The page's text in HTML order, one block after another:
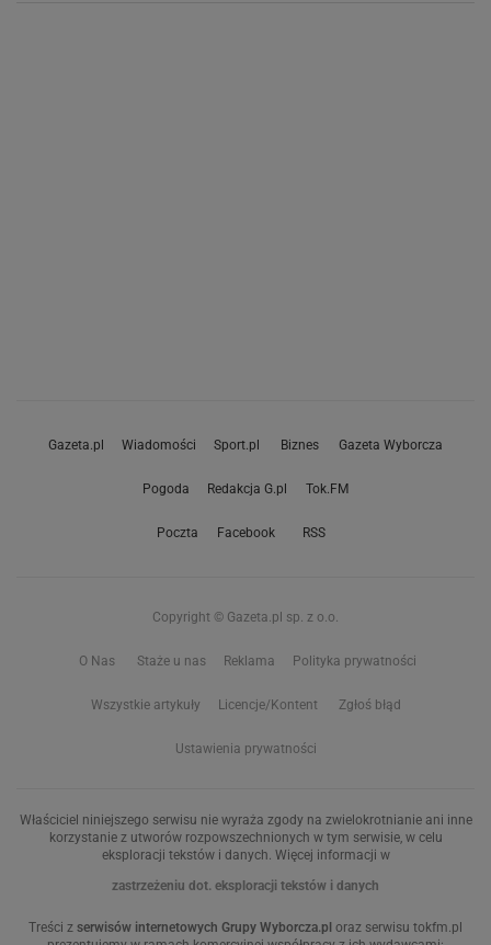
Gazeta.pl Wiadomości Sport.pl Biznes Gazeta Wyborcza
Pogoda Redakcja G.pl Tok.FM
Poczta Facebook RSS
Copyright © Gazeta.pl sp. z o.o.
O Nas Staże u nas Reklama Polityka prywatności
Wszystkie artykuły Licencje/Kontent Zgłoś błąd
Ustawienia prywatności
Właściciel niniejszego serwisu nie wyraża zgody na zwielokrotnianie ani inne
korzystanie z utworów rozpowszechnionych w tym serwisie, w celu
eksploracji tekstów i danych. Więcej informacji w
zastrzeżeniu dot. eksploracji tekstów i danych
Treści z serwisów internetowych Grupy Wyborcza.pl oraz serwisu tokfm.pl